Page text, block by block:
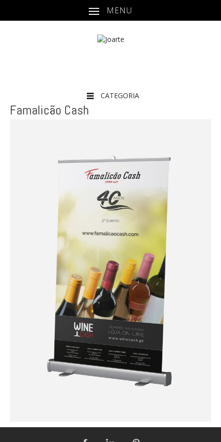
MENU
CATEGORIA
Famalicão Cash